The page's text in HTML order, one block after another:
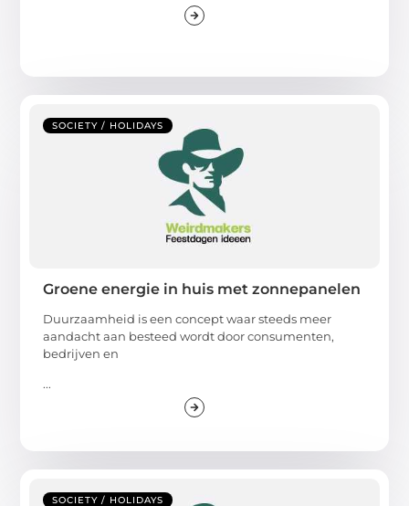
SOCIETY / HOLIDAYS
Groene energie in huis met zonnepanelen
Duurzaamheid is een concept waar steeds meer
aandacht aan besteed wordt door consumenten,
bedrijven en
...
SOCIETY / HOLIDAYS